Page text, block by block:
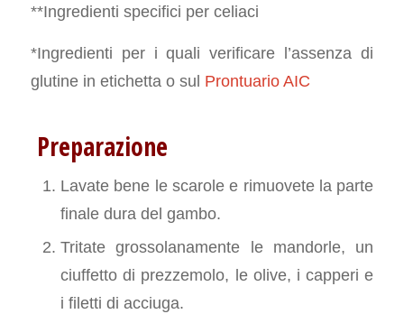
**Ingredienti specifici per celiaci
*Ingredienti per i quali verificare l’assenza di
glutine in etichetta o sul Prontuario AIC
Preparazione
Lavate bene le scarole e rimuovete la parte
finale dura del gambo.
Tritate grossolanamente le mandorle, un
ciuffetto di prezzemolo, le olive, i capperi e
i filetti di acciuga.